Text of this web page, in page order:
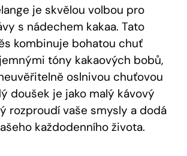
je skvělou⁤ volbou pro
s ⁢nádechem kakaa. ⁣Tato
kombinuje bohatou chuť
tóny kakaových bobů,
oslnivou chuťovou
doušek je jako malý kávový
rozproudí⁣ vaše‍ smysly a dodá
každodenního ‍života.